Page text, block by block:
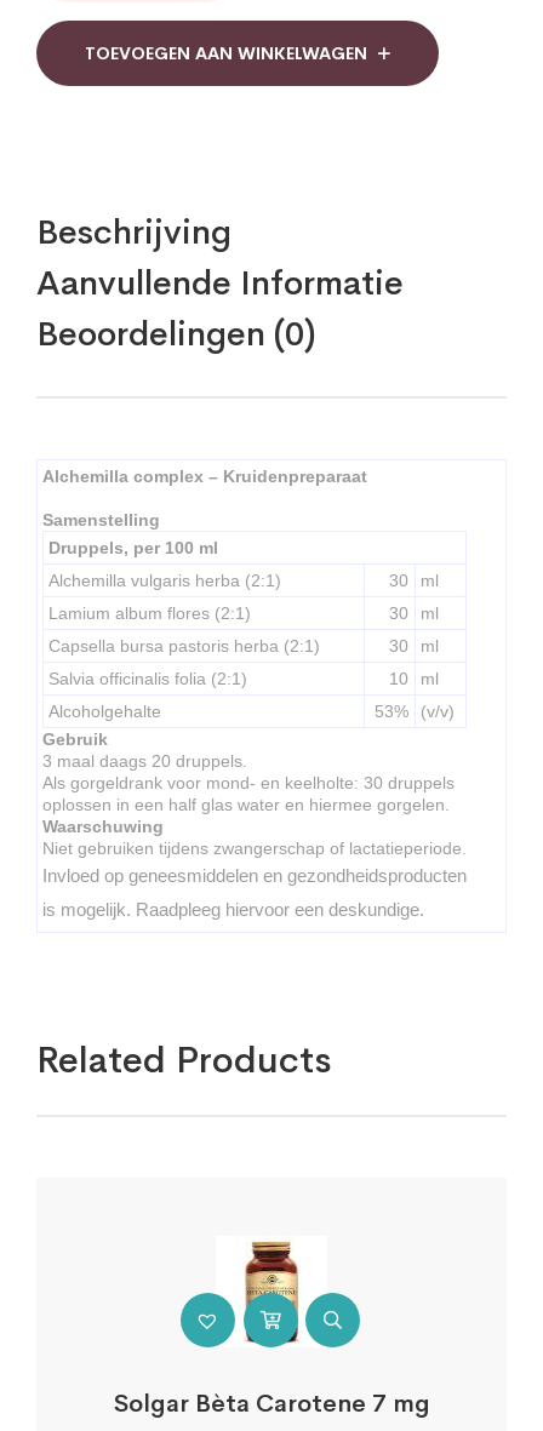
quantity
TOEVOEGEN AAN WINKELWAGEN
Beschrijving
Aanvullende Informatie
Beoordelingen (0)
Alchemilla complex – Kruidenpreparaat
Samenstelling
Druppels, per 100 ml
Alchemilla vulgaris herba (2:1)
30
ml
Lamium album flores (2:1)
30
ml
Capsella bursa pastoris herba (2:1)
30
ml
Salvia officinalis folia (2:1)
10
ml
Alcoholgehalte
53%
(v/v)
Gebruik
3 maal daags 20 druppels.
Als gorgeldrank voor mond- en keelholte: 30 druppels
oplossen in een half glas water en hiermee gorgelen.
Waarschuwing
Niet gebruiken tijdens zwangerschap of lactatieperiode.
Invloed op geneesmiddelen en gezondheidsproducten
is mogelijk. Raadpleeg hiervoor een deskundige.
Related Products
Solgar Bèta Carotene 7 mg